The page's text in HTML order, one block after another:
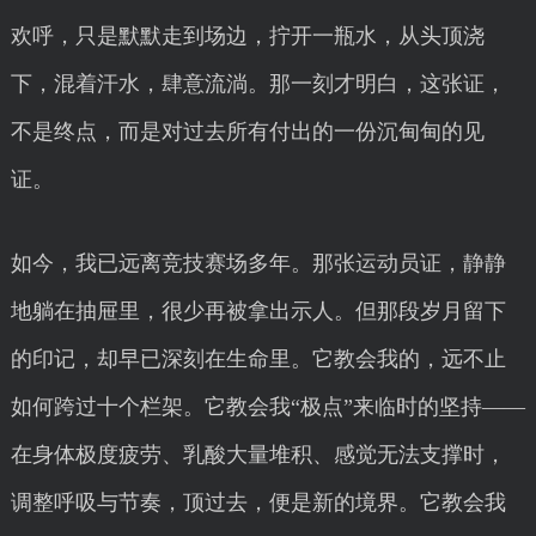
欢呼，只是默默走到场边，拧开一瓶水，从头顶浇
下，混着汗水，肆意流淌。那一刻才明白，这张证，
不是终点，而是对过去所有付出的一份沉甸甸的见
证。
如今，我已远离竞技赛场多年。那张运动员证，静静
地躺在抽屉里，很少再被拿出示人。但那段岁月留下
的印记，却早已深刻在生命里。它教会我的，远不止
如何跨过十个栏架。它教会我“极点”来临时的坚持——
在身体极度疲劳、乳酸大量堆积、感觉无法支撑时，
调整呼吸与节奏，顶过去，便是新的境界。它教会我